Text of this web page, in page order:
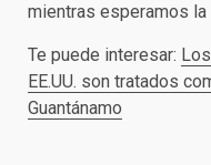
mientras esperamos la
Te puede interesar:
EE.UU. son tratados
Guantánamo